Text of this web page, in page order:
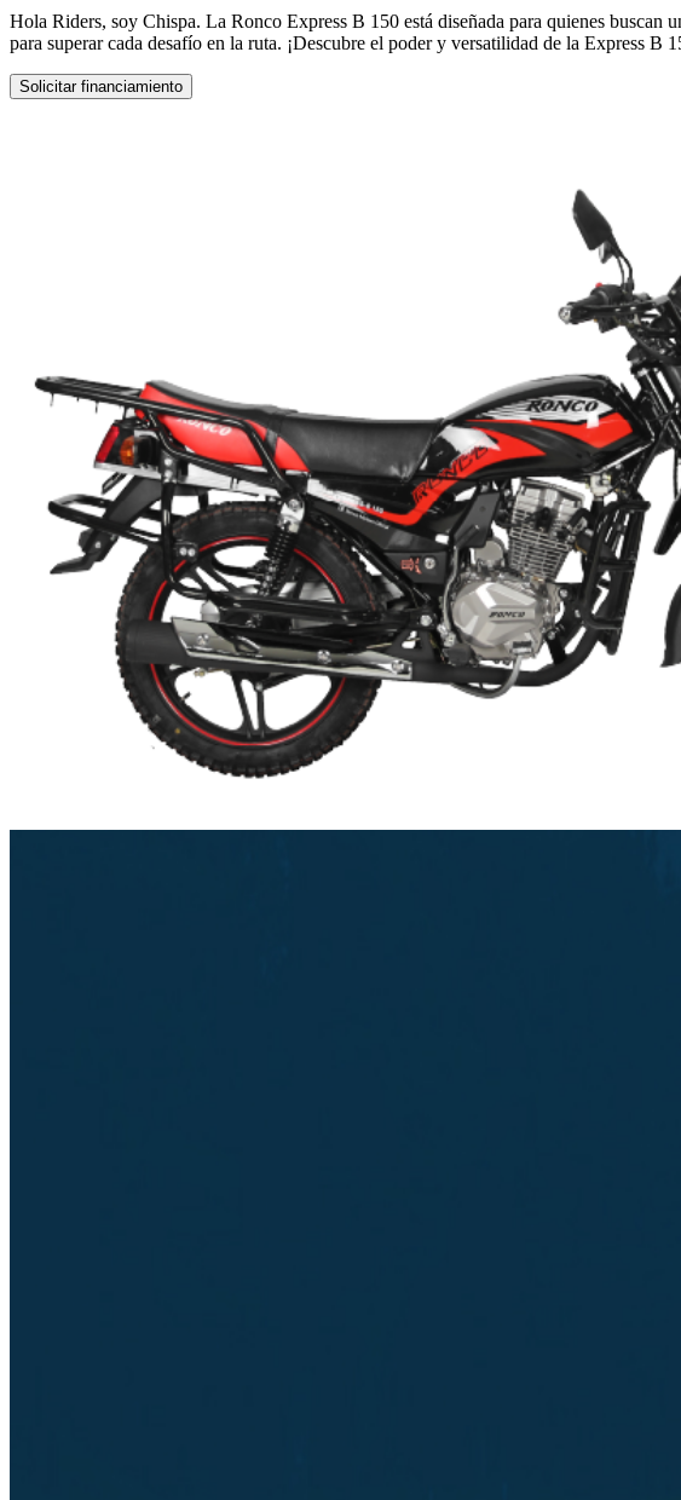
Hola Riders, soy Chispa. La Ronco Express B 150 está diseñada para quienes
para superar cada desafío en la ruta. ¡Descubre el poder y versatilidad de la Express B
Solicitar financiamiento